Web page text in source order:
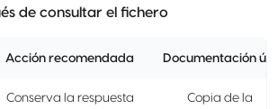
de consultar el fichero
Acción recomendada Documentación útil
Conserva la respuesta
Copia de la